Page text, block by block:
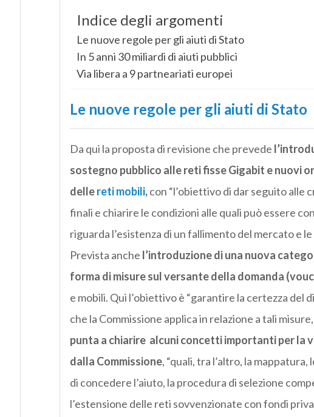
Indice degli argomenti
Le nuove regole per gli aiuti di Stato
In 5 anni 30 miliardi di aiuti pubblici
Via libera a 9 partneariati europei
Le nuove regole per gli aiuti di Stato
Da qui la proposta di revisione che prevede
sostegno pubblico alle reti fisse Gigabit e nuovi
dellereti mobili,con “l’obiettivo di dar seguito alle
finali e chiarire le condizioni alle quali può essere
riguarda l’esistenza di un fallimento del mercato e
Prevista anche l’introduzione di una nuova
forma di misure sul versante della domanda
e mobili. Qui l’obiettivo è “garantire la certezza
che la Commissione applica in relazione a tali
punta a chiarire alcuni concetti importanti per
dalla Commissione, “quali, tra l’altro, la
di concedere l’aiuto, la procedura di selezione
l’estensione delle reti sovvenzionate con fondi